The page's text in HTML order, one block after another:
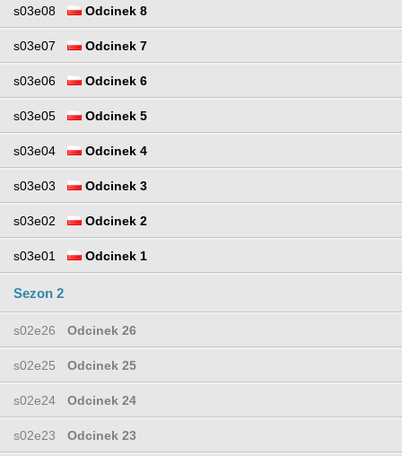
s03e08 Odcinek 8
s03e07 Odcinek 7
s03e06 Odcinek 6
s03e05 Odcinek 5
s03e04 Odcinek 4
s03e03 Odcinek 3
s03e02 Odcinek 2
s03e01 Odcinek 1
Sezon 2
s02e26 Odcinek 26
s02e25 Odcinek 25
s02e24 Odcinek 24
s02e23 Odcinek 23